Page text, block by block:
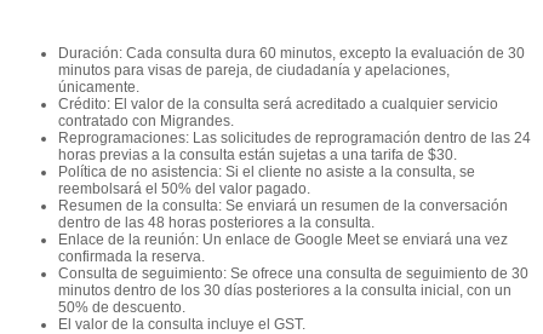
Duración: Cada consulta dura 60 minutos, excepto la evaluación de 30
minutos para visas de pareja, de ciudadanía y apelaciones,
únicamente.
Crédito: El valor de la consulta será acreditado a cualquier servicio
contratado con Migrandes.
Reprogramaciones: Las solicitudes de reprogramación dentro de las 24
horas previas a la consulta están sujetas a una tarifa de $30.
Política de no asistencia: Si el cliente no asiste a la consulta, se
reembolsará el 50% del valor pagado.
Resumen de la consulta: Se enviará un resumen de la conversación
dentro de las 48 horas posteriores a la consulta.
Enlace de la reunión: Un enlace de Google Meet se enviará una vez
confirmada la reserva.
Consulta de seguimiento: Se ofrece una consulta de seguimiento de 30
minutos dentro de los 30 días posteriores a la consulta inicial, con un
50% de descuento.
El valor de la consulta incluye el GST.